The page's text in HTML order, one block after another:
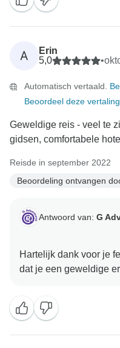
A
Erin
5,0
•
Automatisch vertaald.
Beoordeel deze vertaling
Geweldige reis - veel te
gidsen, comfortabele
Reisde in september 2022
Beoordeling ontvangen
Antwoord van: G
Hartelijk dank voor je